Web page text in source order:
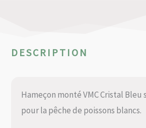
DESCRIPTION
Hameçon monté VMC Cristal Bleu
pour la pêche de poissons blancs.